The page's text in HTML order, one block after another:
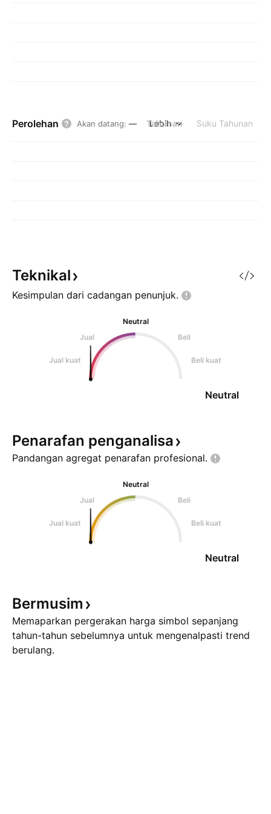
Perolehan Akan datang: — Tahunan Suku Tahunan
Lebih
Teknikal
Kesimpulan dari cadangan penunjuk.
Neutral
Jual
Beli
Jual kuat Beli kuat
Neutral
Penarafan penganalisa
Pandangan agregat penarafan profesional.
Neutral
Jual
Beli
Jual kuat Beli kuat
Neutral
Bermusim
Memaparkan pergerakan harga simbol sepanjang
tahun-tahun sebelumnya untuk mengenalpasti trend
berulang.